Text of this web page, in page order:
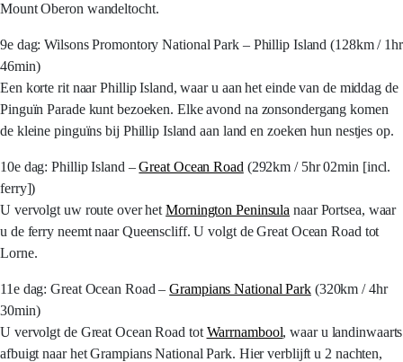
Mount Oberon wandeltocht.
9e dag: Wilsons Promontory National Park – Phillip Island (128km / 1hr
46min)
Een korte rit naar Phillip Island, waar u aan het einde van de middag de
Pinguïn Parade kunt bezoeken. Elke avond na zonsondergang komen
de kleine pinguïns bij Phillip Island aan land en zoeken hun nestjes op.
10e dag: Phillip Island –Great Ocean Road (292km / 5hr 02min [incl.
ferry])
U vervolgt uw route over hetMornington Peninsula naar Portsea, waar
u de ferry neemt naar Queenscliff. U volgt de Great Ocean Road tot
Lorne.
11e dag: Great Ocean Road –Grampians National Park(320km / 4hr
30min)
U vervolgt de Great Ocean Road tot Warrnambool, waar u landinwaarts
afbuigt naar het Grampians National Park. Hier verblijft u 2 nachten,